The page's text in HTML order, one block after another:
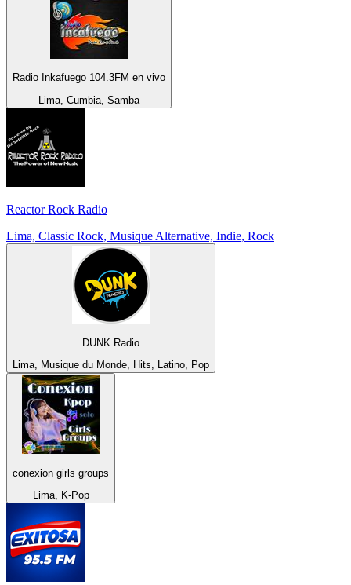
Radio Inkafuego 104.3FM en vivo
Lima, Cumbia, Samba
Reactor Rock Radio
Lima, Classic Rock, Musique Alternative, Indie, Rock
DUNK Radio
Lima, Musique du Monde, Hits, Latino, Pop
conexion girls groups
Lima, K-Pop